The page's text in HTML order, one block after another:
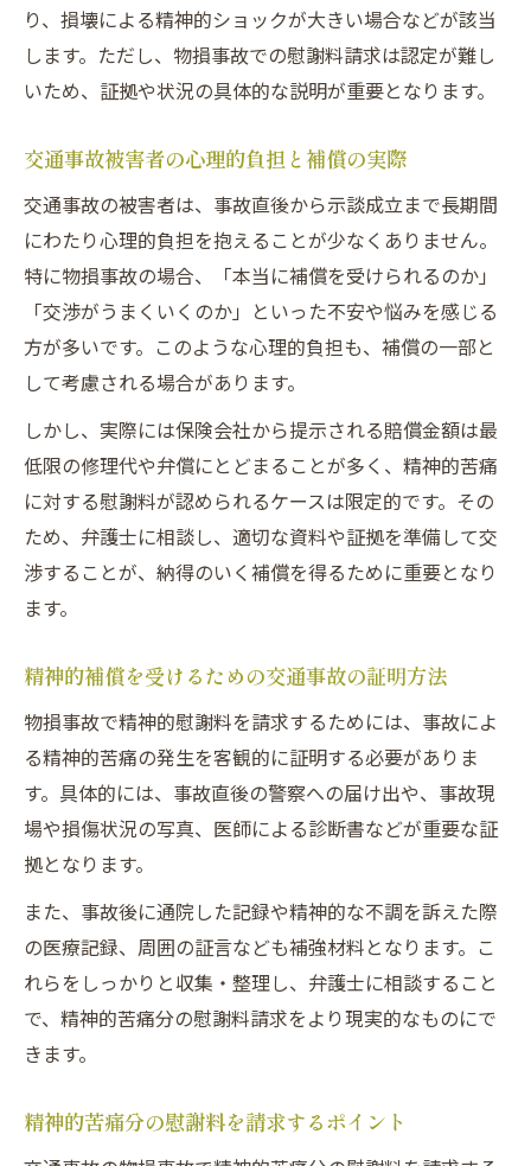
り、損壊による精神的ショックが大きい場合などが該当
します。ただし、物損事故での慰謝料請求は認定が難し
いため、証拠や状況の具体的な説明が重要となります。
交通事故被害者の心理的負担と補償の実際
交通事故の被害者は、事故直後から示談成立まで長期間
にわたり心理的負担を抱えることが少なくありません。
特に物損事故の場合、「本当に補償を受けられるのか」
「交渉がうまくいくのか」といった不安や悩みを感じる
方が多いです。このような心理的負担も、補償の一部と
して考慮される場合があります。
しかし、実際には保険会社から提示される賠償金額は最
低限の修理代や弁償にとどまることが多く、精神的苦痛
に対する慰謝料が認められるケースは限定的です。その
ため、弁護士に相談し、適切な資料や証拠を準備して交
渉することが、納得のいく補償を得るために重要となり
ます。
精神的補償を受けるための交通事故の証明方法
物損事故で精神的慰謝料を請求するためには、事故によ
る精神的苦痛の発生を客観的に証明する必要がありま
す。具体的には、事故直後の警察への届け出や、事故現
場や損傷状況の写真、医師による診断書などが重要な証
拠となります。
また、事故後に通院した記録や精神的な不調を訴えた際
の医療記録、周囲の証言なども補強材料となります。こ
れらをしっかりと収集・整理し、弁護士に相談すること
で、精神的苦痛分の慰謝料請求をより現実的なものにで
きます。
精神的苦痛分の慰謝料を請求するポイント